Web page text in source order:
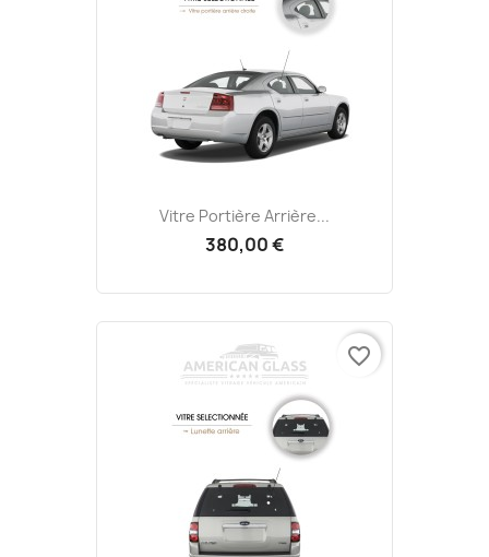
Vitre Portière Arrière...
380,00 €
favorite_border